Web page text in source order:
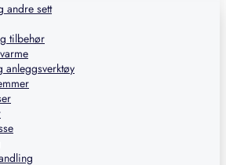
andre sett
tilbehør
anleggsverktøy